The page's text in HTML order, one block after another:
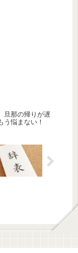
旦那の帰りが遅
う悩まない！